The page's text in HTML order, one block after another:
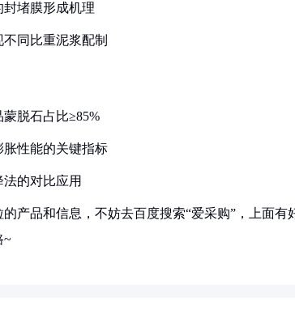
堵膜形成机理
同比重泥浆配制
脱石占比≥85%
胀性能的关键指标
的对比应用
产品和信息，不妨去百度搜索“爱采购”，上面有
~